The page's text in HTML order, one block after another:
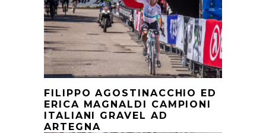
FILIPPO AGOSTINACCHIO ED
ERICA MAGNALDI CAMPIONI
ITALIANI GRAVEL AD
ARTEGNA